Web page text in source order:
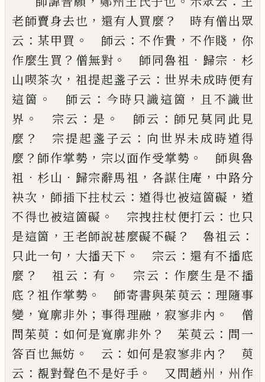
老師賣身去也 ， 還有人買麼 ？
時有僧出眾
云 ： 某甲買 。 師云 ：不作貴 ，不作賤 ， 你
作麼生買 ？ 僧無對 。 師同魯祖 ． 歸宗 ． 杉
山喫茶次 ， 祖提起盞子云 ： 世界未成時便有
這箇 。 師云 ： 今時 只識這箇 ， 且不識世
界 。 宗云 ： 是 。 師云 ： 師兄莫同此見
麼 ？ 宗提起盞子云 ： 向世界未成時道得
麼 ？ 師作掌勢 ， 宗以面作受掌勢 。
師與魯
祖 ． 杉山 ． 歸宗辭馬祖 ， 各謀住庵 ， 中路分
袂次 ， 師插下拄杖云 ： 道得也被這箇礙 ， 道
不得也被這箇礙 。 宗拽拄杖便打云 ： 也只
是這箇 ， 王老師說甚麼礙不礙 ？ 魯祖云 ：
只此一句 ， 大播天下 。 宗云 ： 還有不播底
麼 ？ 祖云 ： 有 。 宗云 ： 作麼生是不播
底 ？ 祖作掌勢 。 師寄書與茱萸云 ： 理隨事
變 ， 寬廓非外 ； 事得理融 ， 寂寥非內 。
僧
問茱萸 ： 如何是寬廓非外 ？ 茱萸云 ： 問一
答百也無妨 。 云 ： 如何是寂寥非內 ？
萸
云 ： 覩對聲色不是好手 。 又問趙州 ， 州作